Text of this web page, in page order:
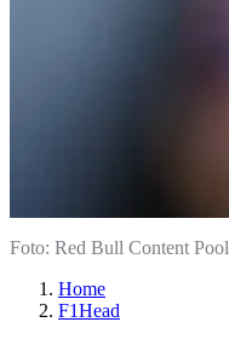
Foto: Red Bull Content Pool
Home
F1Head